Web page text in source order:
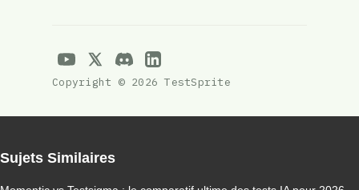
Copyright © 2026 TestSprite
Sujets Similaires